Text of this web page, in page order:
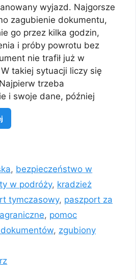
wyjazd. Najgorsze
zagubienie dokumentu,
go przez kilka godzin,
i próby powrotu bez
nie trafił już w
takiej sytuacji liczy się
trzeba
i swoje dane, później
, bezpieczeństwo w
w podróży, kradzież
tymczasowy, paszport za
, pomoc
, zgubiony